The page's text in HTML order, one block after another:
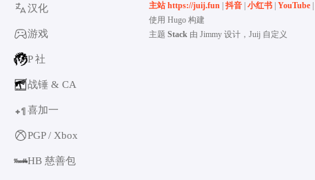
汉化
游戏
P 社
战锤 & CA
+1喜加一
PGP / Xbox
HB 慈善包
主站 https://juij.fun| 抖音| 小红书| YouTube|
使用 Hugo构建
主题 Stack由 Jimmy设计，Juij 自定义